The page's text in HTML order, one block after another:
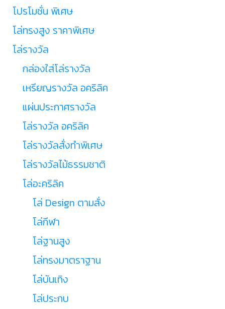
โปรโมชั่น พิเศษ
โล่ทรงสูง ราคาพิเศษ
โล่รางวัล
กล่องใส่โล่รางวัล
เหรียญรางวัล อคริลิค
แผ่นประกาศรางวัล
โล่รางวัล อคริลิค
โล่รางวัลสั่งทำพิเศษ
โล่รางวัลไม้ธรรมชาติ
โล่อะคริลิค
โล่ Design ตามสั่ง
โล่กีฬา
โล่ฐานสูง
โล่ทรงมาตราฐาน
โล่บันเทิง
โล่ประกบ